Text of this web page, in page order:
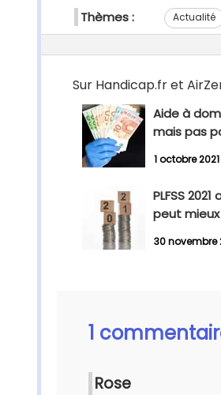
Thèmes : Actualité
Sur Handicap.fr et
Aide à
mais pas
1 octobre 2021
PLFSS
peut
30 novembre
1
Rose